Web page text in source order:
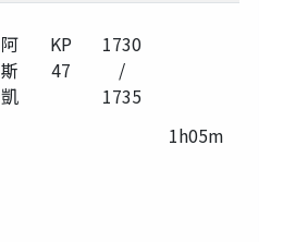
阿
斯
凱
KP
47
1730
/
1735
1h05m